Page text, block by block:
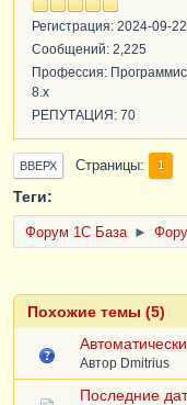
Регистрация: 2024-09-22
Сообщений: 2,225
Профессия:
8.x
РЕПУТАЦИЯ: 70
ВВЕРХ Страницы 1
Теги:
Форум 1C База ►
Похожие темы (5)
Автор Dmitrius
Последние